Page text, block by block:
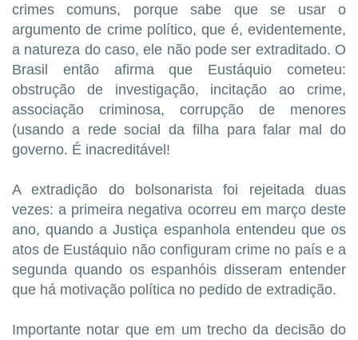
crimes comuns, porque sabe que se usar o
argumento de crime político, que é, evidentemente,
a natureza do caso, ele não pode ser extraditado. O
Brasil então afirma que Eustáquio cometeu:
obstrução de investigação, incitação ao crime,
associação criminosa, corrupção de menores
(usando a rede social da filha para falar mal do
governo. É inacreditável!
A extradição do bolsonarista foi rejeitada duas
vezes: a primeira negativa ocorreu em março deste
ano, quando a Justiça espanhola entendeu que os
atos de Eustáquio não configuram crime no país e a
segunda quando os espanhóis disseram entender
que há motivação política no pedido de extradição.
Importante notar que em um trecho da decisão do